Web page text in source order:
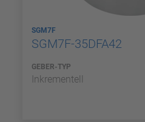
SGM7F
SGM7F-35DFA42
GEBER-TYP
Inkrementell